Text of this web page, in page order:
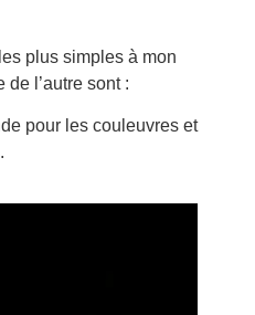
plus simples à mon
de l’autre sont :
pour les couleuvres et
.